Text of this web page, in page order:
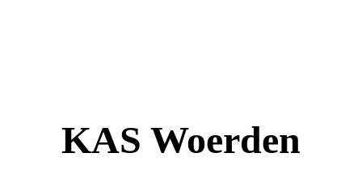
KAS Woerden